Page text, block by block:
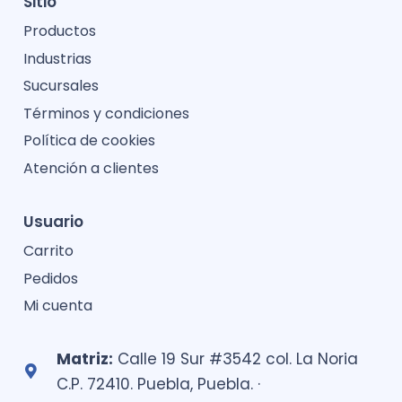
Productos
Industrias
Sucursales
Términos y condiciones
Política de cookies
Atención a clientes
Usuario
Carrito
Pedidos
Mi cuenta
Matriz: Calle 19 Sur #3542 col. La Noria
C.P. 72410. Puebla, Puebla. ·